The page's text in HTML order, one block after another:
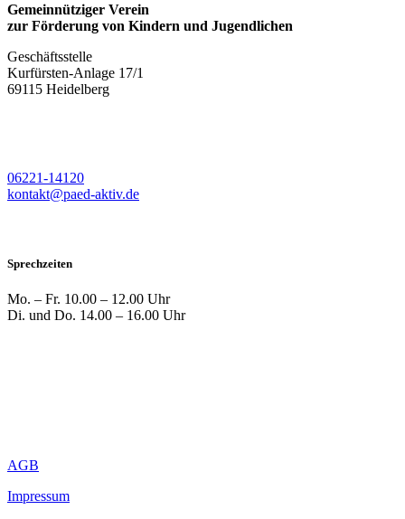
Gemeinnütziger Verein
zur Förderung von Kindern und Jugendlichen
Geschäftsstelle
Kurfürsten-Anlage 17/1
69115 Heidelberg
06221-14120
kontakt@paed-aktiv.de
Sprechzeiten
Mo. – Fr. 10.00 – 12.00 Uhr
Di. und Do. 14.00 – 16.00 Uhr
AGB
Impressum